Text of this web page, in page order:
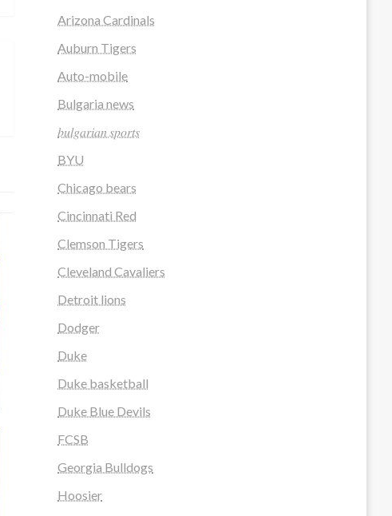
Arizona Cardinals
Auburn Tigers
Auto-mobile
Bulgaria news
𝑏𝑢𝑙𝑔𝑎𝑟𝑖𝑎𝑛 𝑠𝑝𝑜𝑟𝑡𝑠
BYU
Chicago bears
Cincinnati Red
Clemson Tigers
Cleveland Cavaliers
Detroit lions
Dodger
Duke
Duke basketball
Duke Blue Devils
FCSB
Georgia Bulldogs
Hoosier